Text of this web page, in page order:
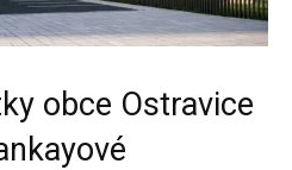
obce Ostravice